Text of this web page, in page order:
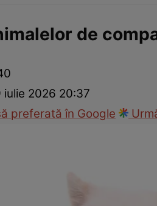
de
iulie 2026 20:37
preferată în Google